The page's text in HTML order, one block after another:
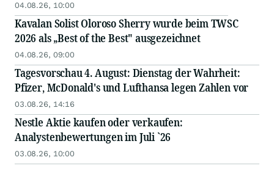
04.08.26, 10:00
Kavalan Solist Oloroso Sherry wurde beim TWSC
2026 als „Best of the Best" ausgezeichnet
04.08.26, 09:00
Tagesvorschau 4. August: Dienstag der Wahrheit:
Pfizer, McDonald's und Lufthansa legen Zahlen vor
03.08.26, 14:16
Nestle Aktie kaufen oder verkaufen:
Analystenbewertungen im Juli `26
03.08.26, 10:00